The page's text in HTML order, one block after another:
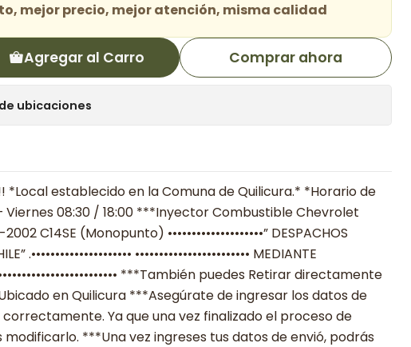
mejor precio, mejor atención, misma calidad
Agregar al Carro Comprar ahora
ubicaciones
*Local establecido en la Comuna de Quilicura.* *Horario de
Viernes 08:30 / 18:00 ***Inyector Combustible Chevrolet
C14SE (Monopunto) ••••••••••••••••••••” DESPACHOS
•••••••••••••••••••••••• MEDIANTE
***También puedes Retirar directamente
en Quilicura ***Asegúrate de ingresar los datos de
Ya que una vez finalizado el proceso de
***Una vez ingreses tus datos de envió, podrás